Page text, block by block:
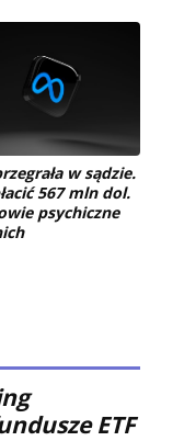
w sądzie.
567 mln dol.
psychiczne
ETF